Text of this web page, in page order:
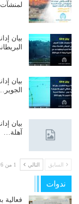
بيان
الجوير…
بيان
آهلة…
السابق التالي 1 من 26
ندوات